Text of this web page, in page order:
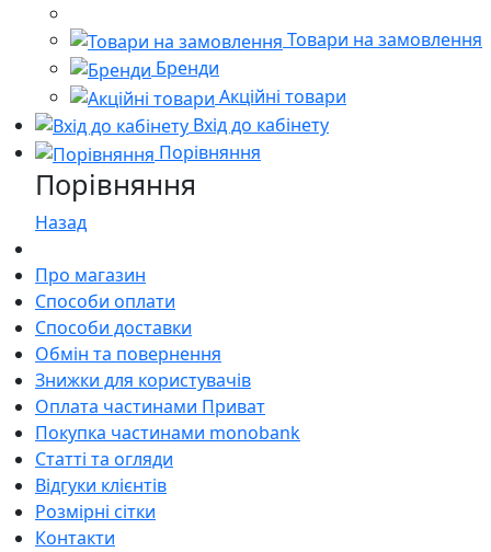
Товари на замовлення
Бренди
Акційні товари
Вхід до кабінету
Порівняння
Порівняння
Назад
Про магазин
Способи оплати
Способи доставки
Обмін та повернення
Знижки для користувачів
Оплата частинами Приват
Покупка частинами monobank
Статті та огляди
Відгуки клієнтів
Розмірні сітки
Контакти